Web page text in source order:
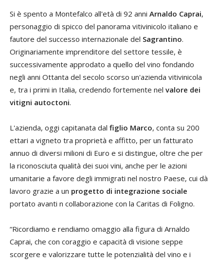
Si è spento a Montefalco all'età di 92 anni Arnaldo Caprai,
personaggio di spicco del panorama vitivinicolo italiano e
fautore del successo internazionale del Sagrantino.
Originariamente imprenditore del settore tessile, è
successivamente approdato a quello del vino fondando
negli anni Ottanta del secolo scorso un'azienda vitivinicola
e, tra i primi in Italia, credendo fortemente nel valore dei
vitigni autoctoni.
L'azienda, oggi capitanata dal figlio Marco, conta su 200
ettari a vigneto tra proprietà e affitto, per un fatturato
annuo di diversi milioni di Euro e si distingue, oltre che per
la riconosciuta qualità dei suoi vini, anche per le azioni
umanitarie a favore degli immigrati nel nostro Paese, cui dà
lavoro grazie a un progetto di integrazione sociale
portato avanti n collaborazione con la Caritas di Foligno.
“Ricordiamo e rendiamo omaggio alla figura di Arnaldo
Caprai, che con coraggio e capacità di visione seppe
scorgere e valorizzare tutte le potenzialità del vino e i